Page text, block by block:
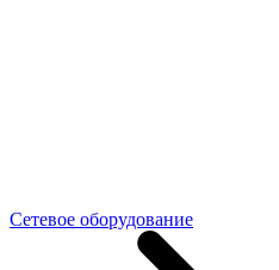
Сетевое оборудование